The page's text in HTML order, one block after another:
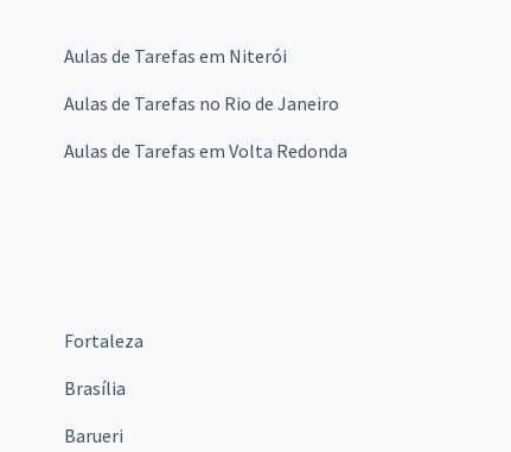
Aulas de Tarefas em Niterói
Aulas de Tarefas no Rio de Janeiro
Aulas de Tarefas em Volta Redonda
Fortaleza
Brasília
Barueri